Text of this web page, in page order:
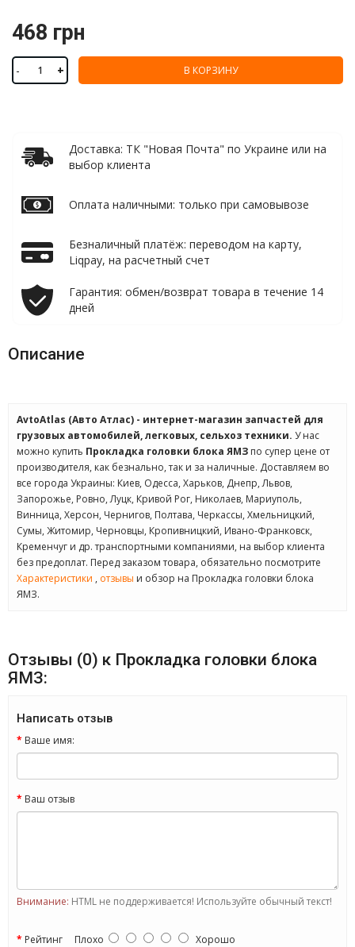
468 грн
- + В КОРЗИНУ
Доставка: ТК "Новая Почта" по Украине или на
выбор клиента
Оплата наличными: только при самовывозе
Безналичный платёж: переводом на карту,
Liqpay, на расчетный счет
Гарантия: обмен/возврат товара в течение 14
дней
Описание
AvtoAtlas (Авто Атлас) - интернет-магазин запчастей для
грузовых автомобилей, легковых, сельхоз техники. У нас
можно купить Прокладка головки блока ЯМЗ по супер цене от
производителя, как безнально, так и за наличные. Доставляем во
все города Украины: Киев, Одесса, Харьков, Днепр, Львов,
Запорожье, Ровно, Луцк, Кривой Рог, Николаев, Мариуполь,
Винница, Херсон, Чернигов, Полтава, Черкассы, Хмельницкий,
Сумы, Житомир, Черновцы, Кропивницкий, Ивано-Франковск,
Кременчуг и др. транспортными компаниями, на выбор клиента
без предоплат. Перед заказом товара, обязательно посмотрите
Характеристики , отзывы и обзор на Прокладка головки блока
ЯМЗ.
Отзывы (0) к Прокладка головки блока
ЯМЗ:
Написать отзыв
Ваше имя:
Ваш отзыв
Внимание: HTML не поддерживается! Используйте обычный текст!
Рейтинг Плохо Хорошо